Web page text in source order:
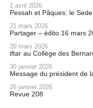
1 avril 2026
Pessah et Pâques: le
21 mars 2026
Partager – édito 16 mars
20 mars 2026
iftar au Collège des
30 janvier 2026
Message du président de
26 janvier 2026
Revue 208